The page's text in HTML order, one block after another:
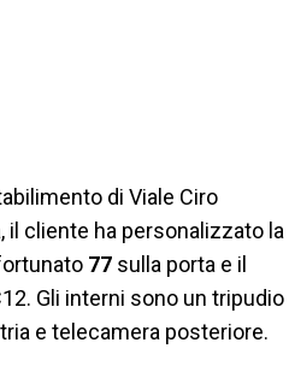
di Viale Ciro
, il cliente ha personalizzato la
77 sulla porta e il
Gli interni sono un tripudio
e telecamera posteriore.